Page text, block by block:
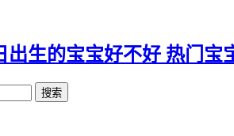
出生的宝宝好不好 热门宝
搜索